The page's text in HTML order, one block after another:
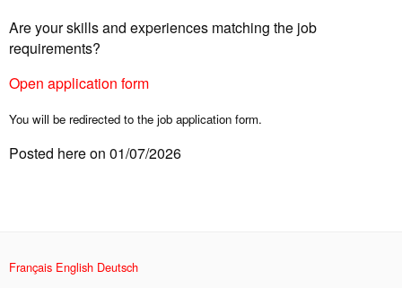
Are your skills and experiences matching the job
requirements?
Open application form
You will be redirected to the job application form.
Posted here on 01/07/2026
Français English Deutsch